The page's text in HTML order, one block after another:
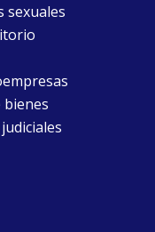
sexuales
bienes